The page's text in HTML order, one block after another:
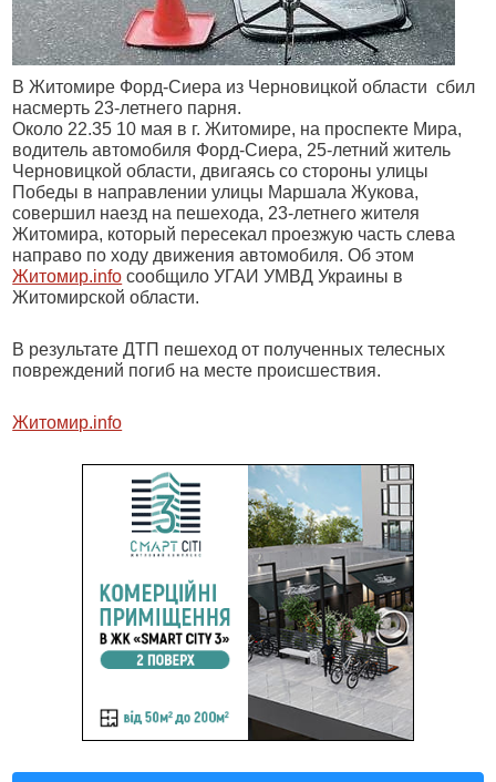
В Житомире Форд-Сиера из Черновицкой области сбил
насмерть 23-летнего парня.
Около 22.35 10 мая в г. Житомире, на проспекте Мира,
водитель автомобиля Форд-Сиера, 25-летний житель
Черновицкой области, двигаясь со стороны улицы
Победы в направлении улицы Маршала Жукова,
совершил наезд на пешехода, 23-летнего жителя
Житомира, который пересекал проезжую часть слева
направо по ходу движения автомобиля. Об этом
Житомир.info сообщило УГАИ УМВД Украины в
Житомирской области.
В результате ДТП пешеход от полученных телесных
повреждений погиб на месте происшествия.
Житомир.info